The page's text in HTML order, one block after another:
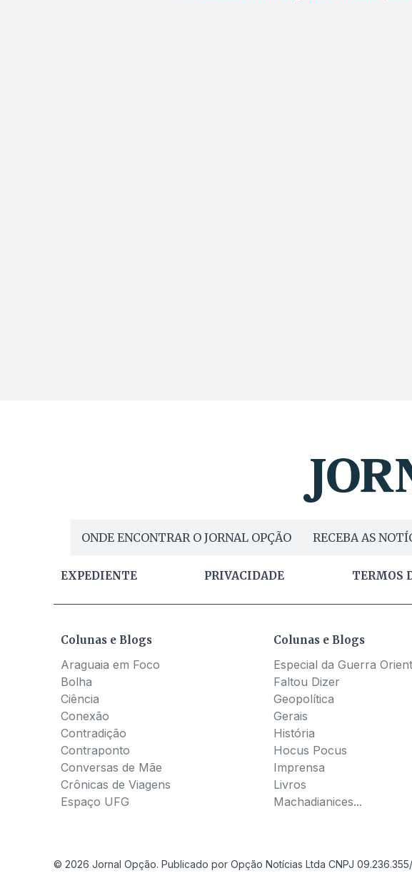
ONDE ENCONTRAR O JORNAL OPÇÃO RECEBA AS
EXPEDIENTE PRIVACIDADE TERMOS
Colunas e Blogs
Araguaia em Foco
Bolha
Ciência
Conexão
Contradição
Contraponto
Conversas de Mãe
Crônicas de Viagens
Espaço UFG
Colunas e Blogs
Especial da Guerra
Faltou Dizer
Geopolítica
Gerais
História
Hocus Pocus
Imprensa
Livros
Machadianices...
© 2026 Jornal Opção. Publicado por Opção Notícias Ltda CNPJ